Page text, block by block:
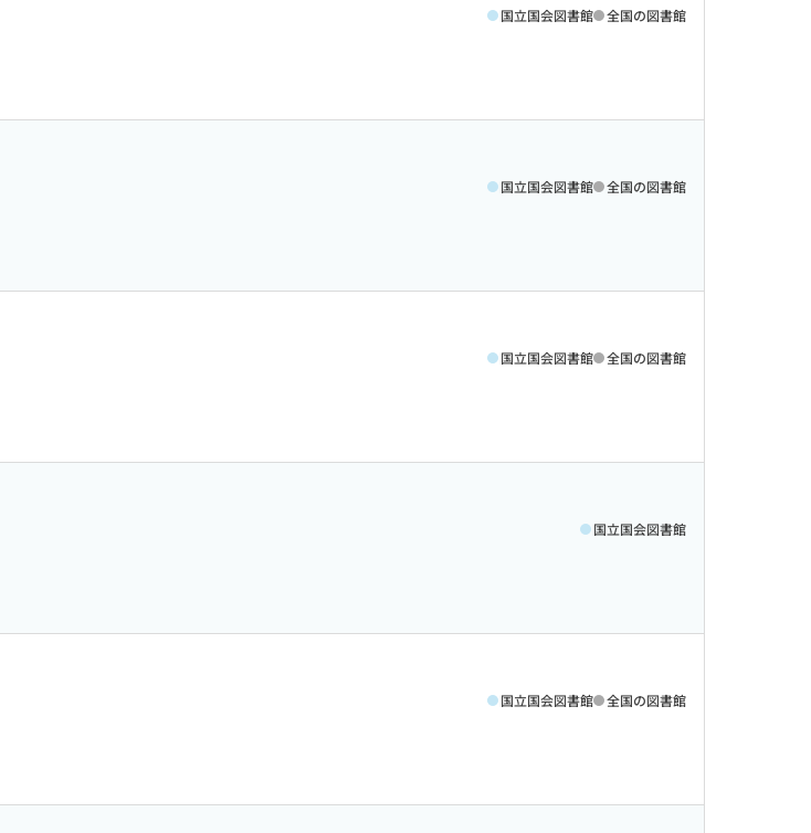
国立国会図書館 全国の図書館
国立国会図書館 全国の図書館
国立国会図書館 全国の図書館
国立国会図書館
国立国会図書館 全国の図書館